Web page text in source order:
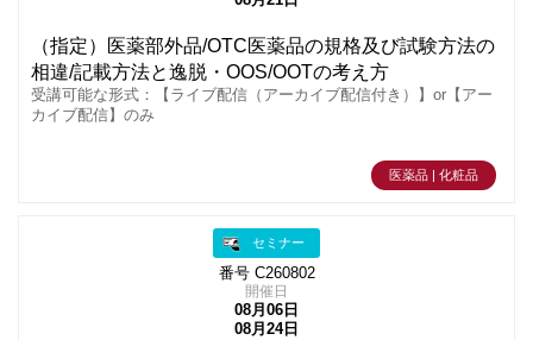
（指定）医薬部外品/OTC医薬品の規格及び試験方法の
相違/記載方法と逸脱・OOS/OOTの考え方
受講可能な形式：【ライブ配信（アーカイブ配信付き）】or【アー
カイブ配信】のみ
医薬品 | 化粧品
セミナー
番号 C260802
開催日
08月06日
08月24日